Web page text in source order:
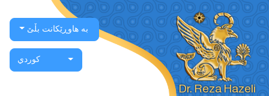
Dr. Reza Hazeli
بە هاوڕێکانت بڵێ
كوردي